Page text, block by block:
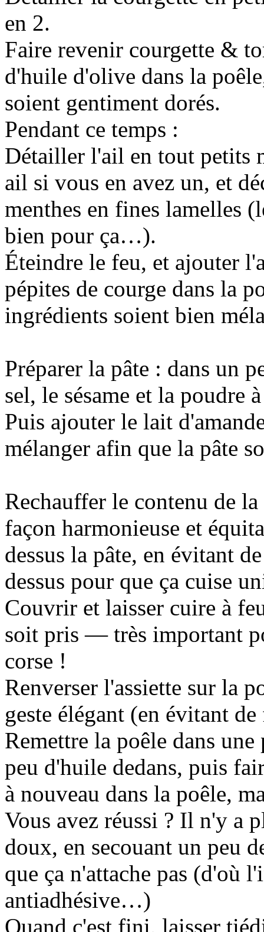
en 2.
Faire revenir courgette &
d'huile d'olive dans la
soient gentiment dorés.
Pendant ce temps :
Détailler l'ail en tout petits
ail si vous en avez un, et
menthes en fines lamelles
bien pour ça…).
Éteindre le feu, et ajouter
pépites de courge dans la
ingrédients soient bien
Préparer la pâte : dans un
sel, le sésame et la poudre
Puis ajouter le lait
mélanger afin que la pâte
Rechauffer le contenu de
façon harmonieuse et
dessus la pâte, en évitant
dessus pour que ça cuise
Couvrir et laisser cuire à
soit pris — très important
corse !
Renverser l'assiette sur la
geste élégant (en évitant
Remettre la poêle dans
peu d'huile dedans, puis
à nouveau dans la poêle,
Vous avez réussi ? Il n'y a
doux, en secouant un peu
que ça n'attache pas (d'où
antiadhésive…)
Quand c'est fini, laisser